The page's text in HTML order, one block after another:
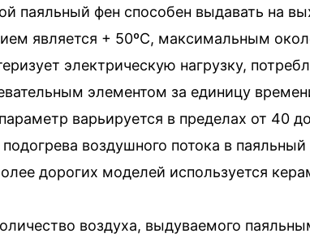
паяльный фен способен выдавать на
является + 50ºС, максимальным
электрическую нагрузку,
элементом за единицу
варьируется в пределах от 40
подогрева воздушного потока в
дорогих моделей используется
воздуха, выдуваемого